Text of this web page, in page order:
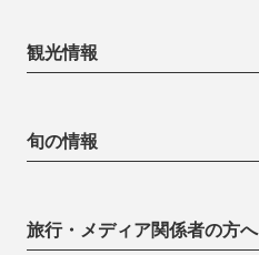
観光情報
旬の情報
旅行・メディア関係者の方へ